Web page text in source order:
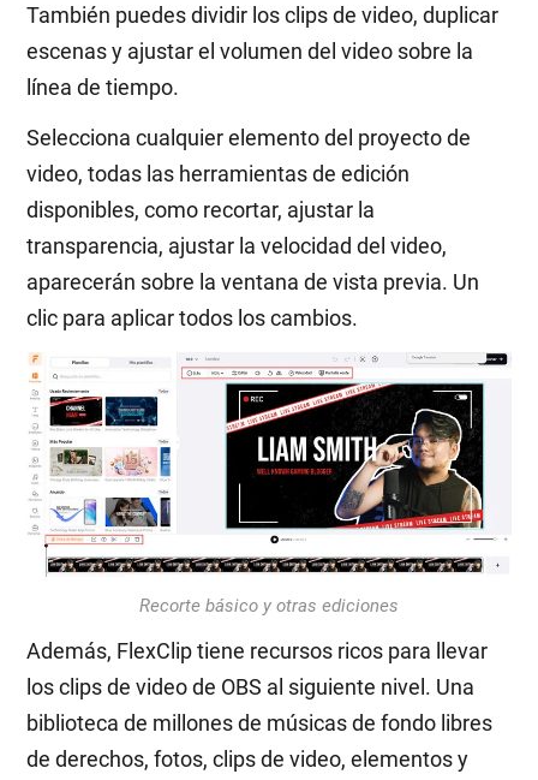
También puedes dividir los clips de video, duplicar
escenas y ajustar el volumen del video sobre la
línea de tiempo.
Selecciona cualquier elemento del proyecto de
video, todas las herramientas de edición
disponibles, como recortar, ajustar la
transparencia, ajustar la velocidad del video,
aparecerán sobre la ventana de vista previa. Un
clic para aplicar todos los cambios.
Recorte básico y otras ediciones
Además, FlexClip tiene recursos ricos para llevar
los clips de video de OBS al siguiente nivel. Una
biblioteca de millones de músicas de fondo libres
de derechos, fotos, clips de video, elementos y